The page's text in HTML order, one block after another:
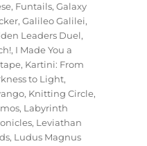
, Funtails,Galaxy
,Galileo Galilei,
Leaders Duel,
, I Made You a
, Kartini: From
to Light,
, Knitting Circle,
, Labyrinth
, Leviathan
, Ludus Magnus